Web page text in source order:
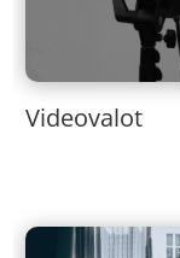
Videovalot